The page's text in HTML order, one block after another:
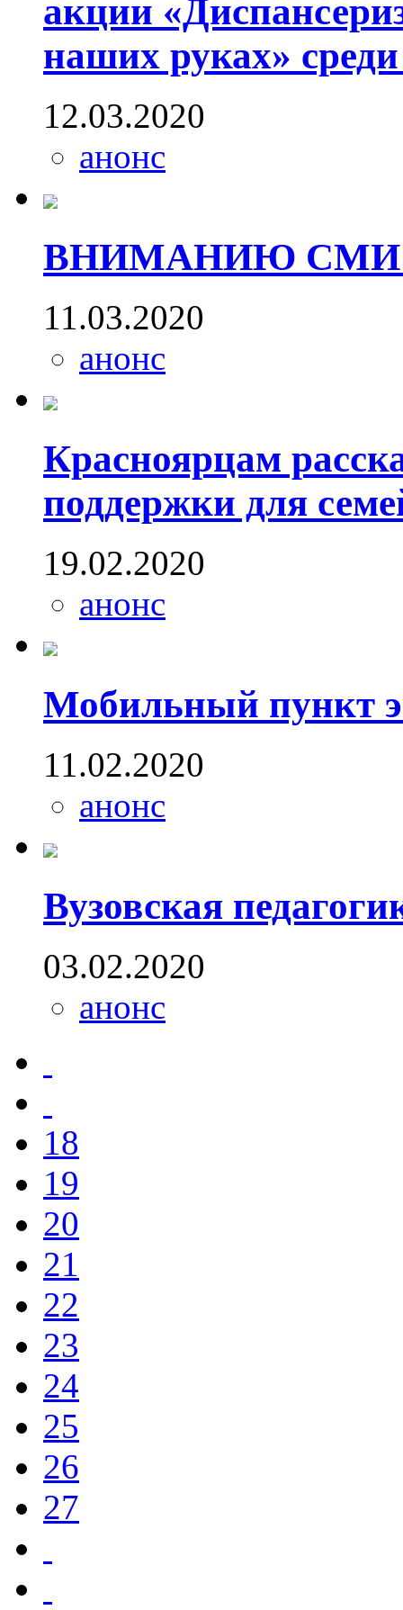
акции
наших руках»
12.03.2020
анонс
ВНИМАНИЮ
11.03.2020
анонс
Красноярцам
поддержки для
19.02.2020
анонс
Мобильный пункт
11.02.2020
анонс
Вузовская
03.02.2020
анонс
18
19
20
21
22
23
24
25
26
27